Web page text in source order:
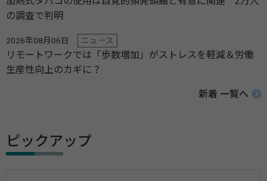
の調査で判明
2026年08月06日 ニュース
リモートワークでは「歩数増加」がストレスを軽減＆労働
生産性向上のカギに？
新着 一覧へ
ピックアップ